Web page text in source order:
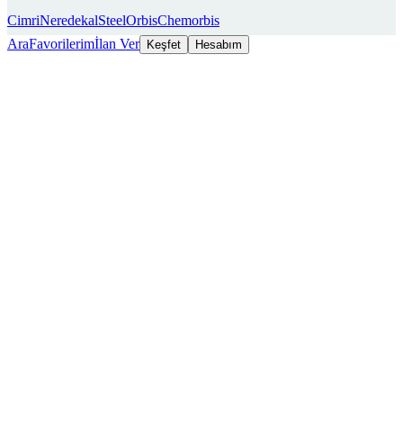
CimriNeredekalSteelOrbisChemorbis
AraFavorilerimİlan Ver Keşfet Hesabım